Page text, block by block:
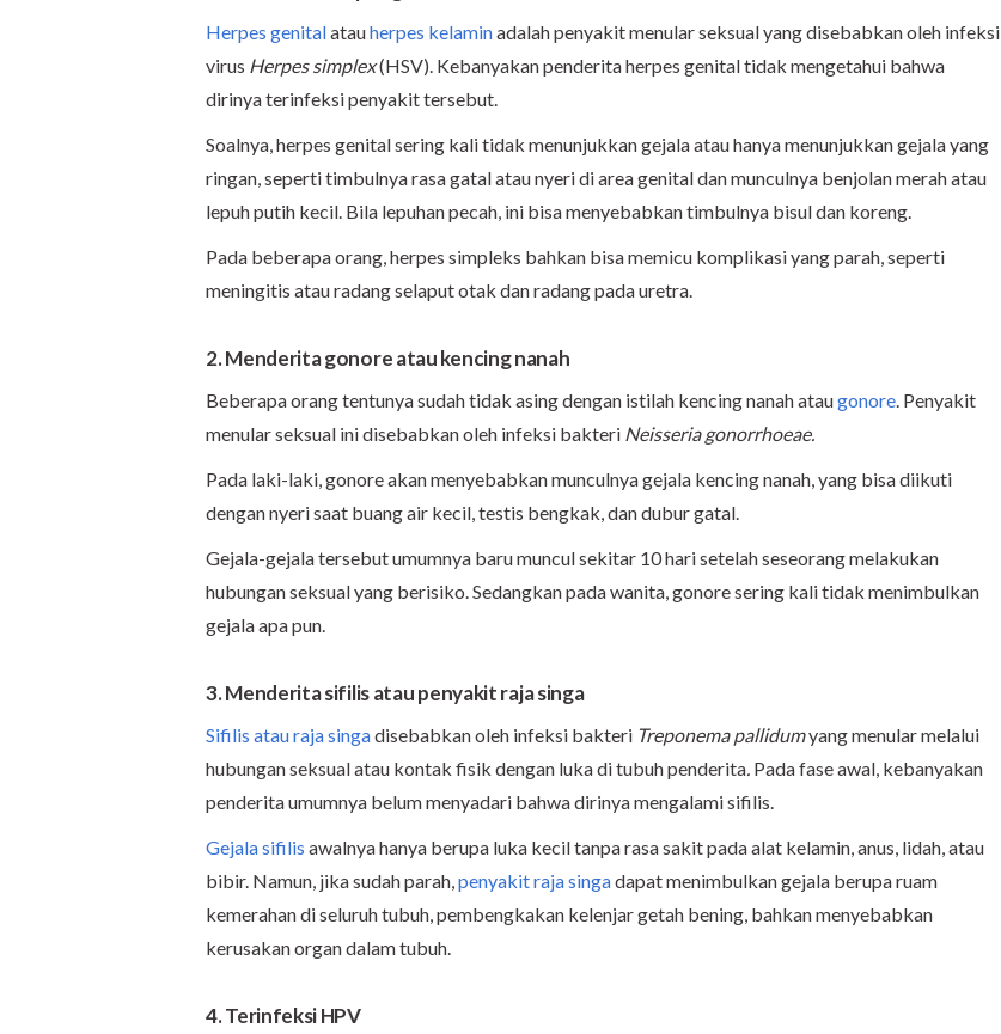
Herpes genitalatauherpes kelaminadalah penyakit menular seksual yang disebabkan oleh infeksi
virus Herpes simplex(HSV). Kebanyakan penderita herpes genital tidak mengetahui bahwa
dirinya terinfeksi penyakit tersebut.
Soalnya, herpes genital sering kali tidak menunjukkan gejala atau hanya menunjukkan gejala yang
ringan, seperti timbulnya rasa gatal atau nyeri di area genital dan munculnya benjolan merah atau
lepuh putih kecil. Bila lepuhan pecah, ini bisa menyebabkan timbulnya bisul dan koreng.
Pada beberapa orang, herpes simpleks bahkan bisa memicu komplikasi yang parah, seperti
meningitis atau radang selaput otak dan radang pada uretra.
2. Menderita gonore atau kencing nanah
Beberapa orang tentunya sudah tidak asing dengan istilah kencing nanah ataugonore. Penyakit
menular seksual ini disebabkan oleh infeksi bakteri Neisseria gonorrhoeae.
Pada laki-laki, gonore akan menyebabkan munculnya gejala kencing nanah, yang bisa diikuti
dengan nyeri saat buang air kecil, testis bengkak, dan dubur gatal.
Gejala-gejala tersebut umumnya baru muncul sekitar 10 hari setelah seseorang melakukan
hubungan seksual yang berisiko. Sedangkan pada wanita, gonore sering kali tidak menimbulkan
gejala apa pun.
3. Menderita sifilis atau penyakit raja singa
Sifilis atau raja singadisebabkan oleh infeksi bakteri Treponema pallidumyang menular melalui
hubungan seksual atau kontak fisik dengan luka di tubuh penderita. Pada fase awal, kebanyakan
penderita umumnya belum menyadari bahwa dirinya mengalami sifilis.
Gejala sifilis awalnya hanya berupa luka kecil tanpa rasa sakit pada alat kelamin, anus, lidah, atau
bibir. Namun, jika sudah parah,penyakit raja singadapat menimbulkan gejala berupa ruam
kemerahan di seluruh tubuh, pembengkakan kelenjar getah bening, bahkan menyebabkan
kerusakan organ dalam tubuh.
4. Terinfeksi HPV